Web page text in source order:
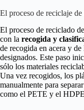
El proceso de reciclaje
El proceso de reciclado
con la recogida y
de recogida en acera y
designados. Este paso
sólo los materiales
Una vez recogidos, los
manualmente para
como el PETE y el